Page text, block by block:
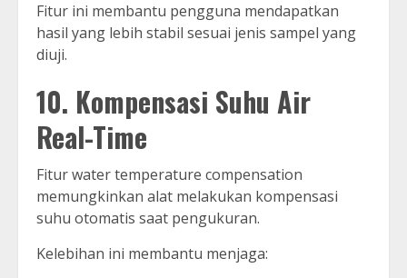
Fitur ini membantu pengguna mendapatkan
hasil yang lebih stabil sesuai jenis sampel yang
diuji.
10. Kompensasi Suhu Air
Real-Time
Fitur water temperature compensation
memungkinkan alat melakukan kompensasi
suhu otomatis saat pengukuran.
Kelebihan ini membantu menjaga: